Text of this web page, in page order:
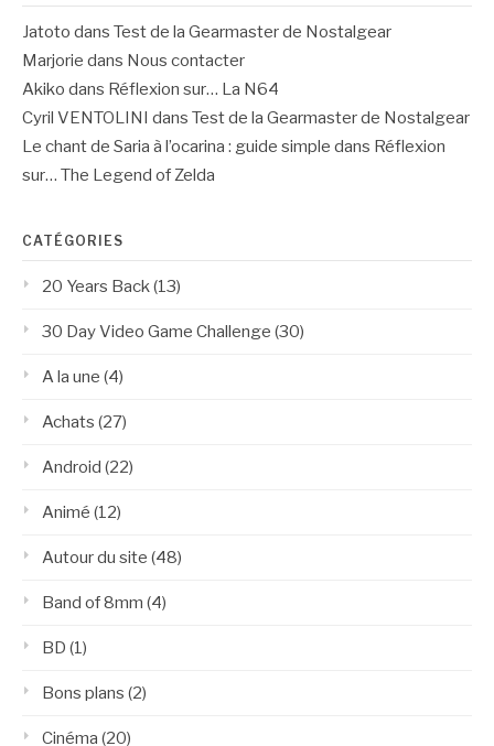
Jatoto dans Test de la Gearmaster de Nostalgear
Marjorie dans Nous contacter
Akiko dans Réflexion sur… La N64
Cyril VENTOLINI dans Test de la Gearmaster de Nostalgear
Le chant de Saria à l’ocarina : guide simple dans Réflexion
sur… The Legend of Zelda
CATÉGORIES
20 Years Back (13)
30 Day Video Game Challenge (30)
A la une (4)
Achats (27)
Android (22)
Animé (12)
Autour du site (48)
Band of 8mm (4)
BD (1)
Bons plans (2)
Cinéma (20)